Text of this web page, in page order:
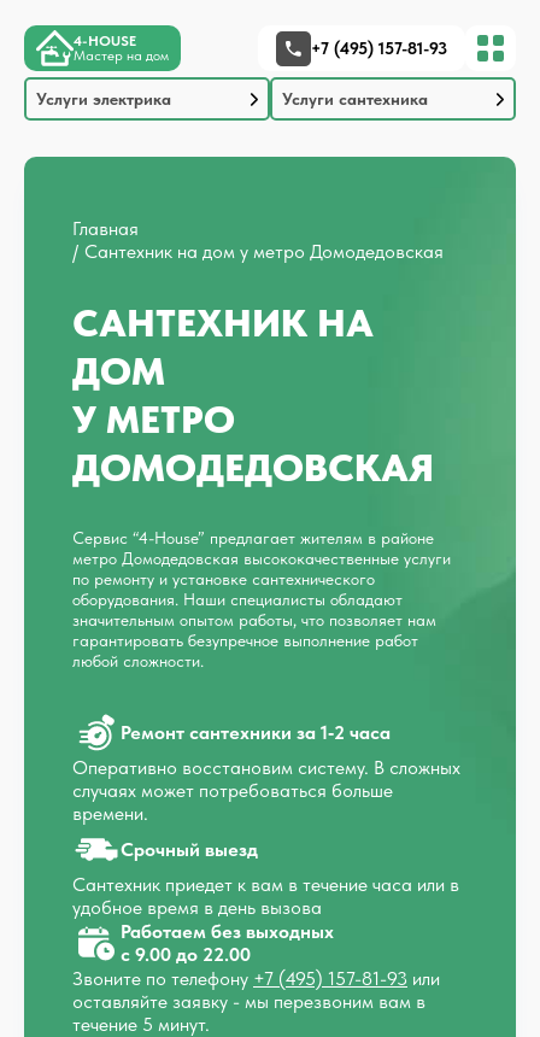
4-HOUSE
Мастер на дом
+7 (495) 157-81-93
Услуги электрика Услуги сантехника
Главная
Сантехник на дом у метро Домодедовская
САНТЕХНИК НА
ДОМ
У МЕТРО
ДОМОДЕДОВСКАЯ
Сервис “4-House” предлагает жителям в районе
метро Домодедовская высококачественные услуги
по ремонту и установке сантехнического
оборудования. Наши специалисты обладают
значительным опытом работы, что позволяет нам
гарантировать безупречное выполнение работ
любой сложности.
Ремонт сантехники за 1‑2 часа
Оперативно восстановим систему. В сложных
случаях может потребоваться больше
времени.
Срочный выезд
Сантехник приедет к вам в течение часа или в
удобное время в день вызова
Работаем без выходных
с 9.00 до 22.00
Звоните по телефону +7 (495) 157-81-93 или
оставляйте заявку - мы перезвоним вам в
течение 5 минут.